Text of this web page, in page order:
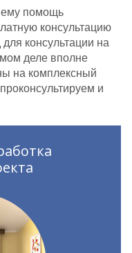
ему помощь
консультацию
консультации на
деле вполне
на комплексный
и